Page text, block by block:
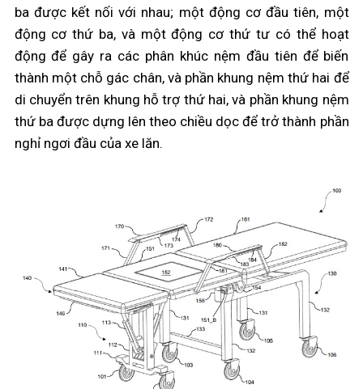
ba được kết nối với nhau; một động cơ đầu tiên, một
động cơ thứ ba, và một động cơ thứ tư có thể hoạt
động để gây ra các phân khúc nệm đầu tiên để biến
thành một chỗ gác chân, và phần khung nệm thứ hai để
di chuyển trên khung hỗ trợ thứ hai, và phần khung nệm
thứ ba được dựng lên theo chiều dọc để trở thành phần
nghỉ ngơi đầu của xe lăn.